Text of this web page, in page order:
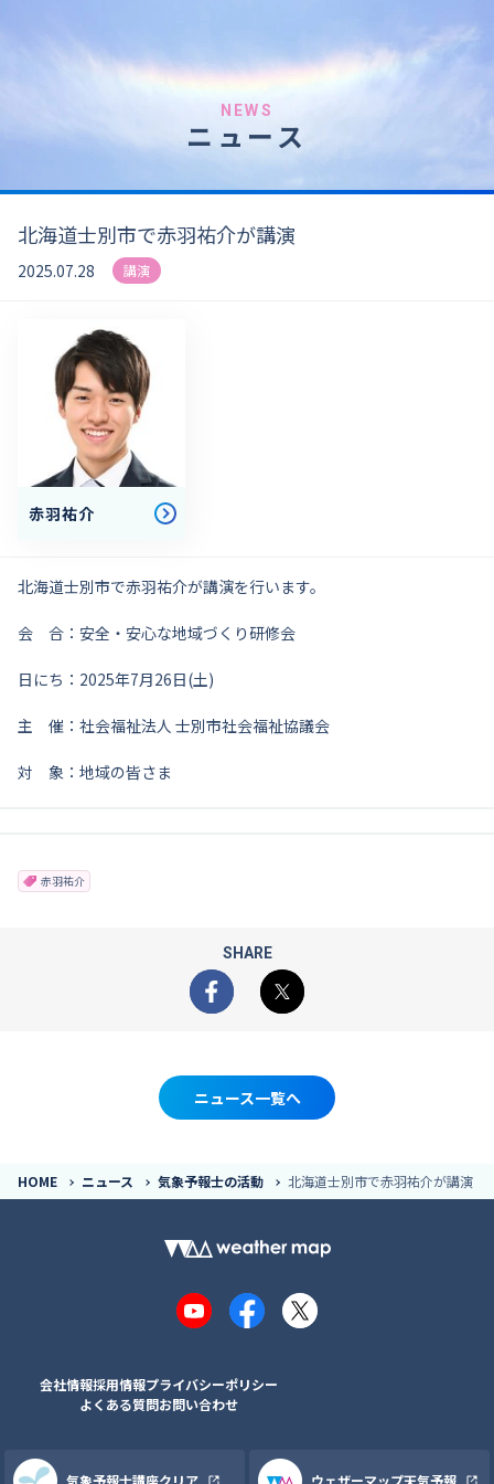
NEWS
ニュース
北海道士別市で赤羽祐介が講演
2025.07.28 講演
赤羽祐介
北海道士別市で赤羽祐介が講演を行います。
会 合：安全・安心な地域づくり研修会
日にち：2025年7月26日(土)
主 催：社会福祉法人 士別市社会福祉協議会
対 象：地域の皆さま
赤羽祐介
SHARE
Facebook
X
ニュース一覧へ
HOME ニュース 気象予報士の活動 北海道士別市で赤羽祐介が講演
YouTubeFacebook
X
会社情報採用情報プライバシーポリシー
よくある質問お問い合わせ
気象予報士講座クリア ウェザーマップ天気予報